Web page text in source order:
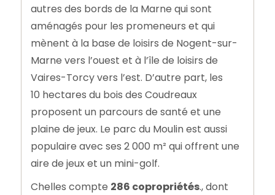
autres des bords de la Marne qui sont
aménagés pour les promeneurs et qui
mènent à la base de loisirs de Nogent-sur-
Marne vers l’ouest et à l’île de loisirs de
Vaires-Torcy vers l’est. D’autre part, les
10 hectares du bois des Coudreaux
proposent un parcours de santé et une
plaine de jeux. Le parc du Moulin est aussi
populaire avec ses 2 000 m² qui offrent une
aire de jeux et un mini-golf.
Chelles compte 286 copropriétés., dont